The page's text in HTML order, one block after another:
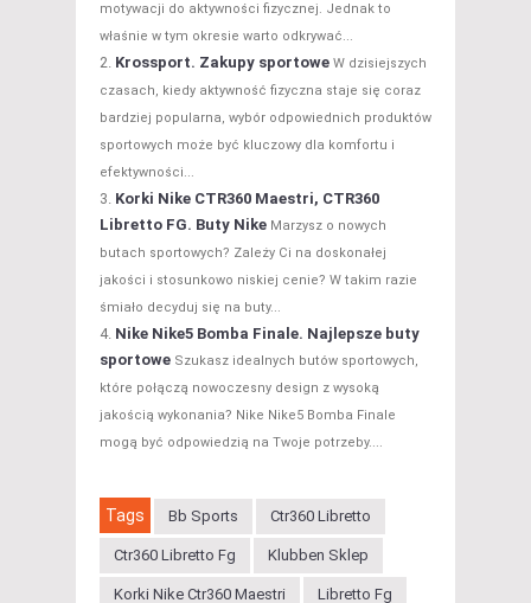
motywacji do aktywności fizycznej. Jednak to
właśnie w tym okresie warto odkrywać...
Krossport. Zakupy sportowe W dzisiejszych
czasach, kiedy aktywność fizyczna staje się coraz
bardziej popularna, wybór odpowiednich produktów
sportowych może być kluczowy dla komfortu i
efektywności...
Korki Nike CTR360 Maestri, CTR360
Libretto FG. Buty Nike Marzysz o nowych
butach sportowych? Zależy Ci na doskonałej
jakości i stosunkowo niskiej cenie? W takim razie
śmiało decyduj się na buty...
Nike Nike5 Bomba Finale. Najlepsze buty
sportowe Szukasz idealnych butów sportowych,
które połączą nowoczesny design z wysoką
jakością wykonania? Nike Nike5 Bomba Finale
mogą być odpowiedzią na Twoje potrzeby....
Tags Bb Sports Ctr360 Libretto
Ctr360 Libretto Fg Klubben Sklep
Korki Nike Ctr360 Maestri Libretto Fg